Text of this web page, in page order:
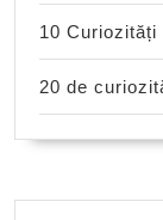
10 Curiozități
20 de